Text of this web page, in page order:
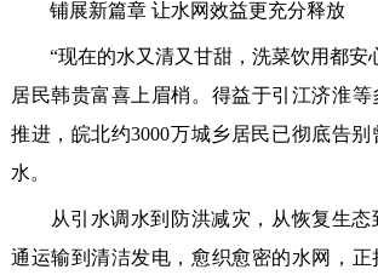
铺展新篇章 让水网效益更充分释放
“现在的水又清又甘甜，洗菜饮用都安
居民韩贵富喜上眉梢。得益于引江济淮等
推进，皖北约3000万城乡居民已彻底告
水。
从引水调水到防洪减灾，从恢复生态
通运输到清洁发电，愈织愈密的水网，正